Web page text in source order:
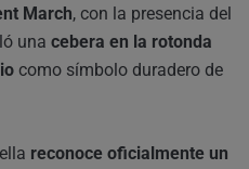
March, con la presencia del
una cebera en la rotonda
como símbolo duradero de
reconoce oficialmente un